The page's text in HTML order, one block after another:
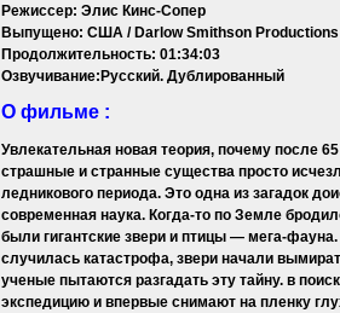
Режиссер: Элис Кинс-Сопер
Выпущено: США / Darlow Smithson Productions
Продолжительность: 01:34:03
Озвучивание:Русский. Дублированный
О фильме :
Увлекательная новая теория, почему после
страшные и странные существа просто
ледникового периода. Это одна из загадок
современная наука. Когда-то по Земле
были гигантские звери и птицы — мега-
случилась катастрофа, звери начали
ученые пытаются разгадать эту тайну. в
экспедицию и впервые снимают на пленку